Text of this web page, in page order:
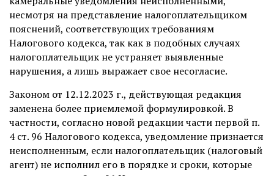
несмотря на представление налогоплательщиком
пояснений, соответствующих требованиям
Налогового кодекса, так как в подобных случаях
налогоплательщик не устраняет выявленные
нарушения, а лишь выражает свое несогласие.
Законом от 12.12.2023 г., действующая редакция
заменена более приемлемой формулировкой. В
частности, согласно новой редакции части первой п.
4 ст. 96 Налогового кодекса, уведомление признается
неисполненным, если налогоплательщик (налоговый
агент) не исполнил его в порядке и сроки, которые